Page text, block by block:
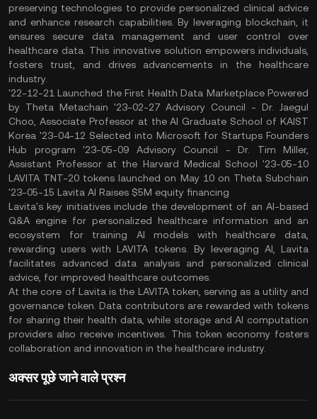
preserving technologies to provide personalized clinical advice
and enhance research capabilities. By leveraging blockchain, it
ensures secure data management and user control over
healthcare data. This innovative solution empowers individuals,
fosters trust, and drives advancements in the healthcare
industry.
'22-12-21 Launched the First Health Data Marketplace Powered
by Theta Metachain '23-02-27 Advisory Council - Dr. Jaegul
Choo, Associate Professor at the AI Graduate School of KAIST
Korea '23-04-12 Selected into Microsoft for Startups Founders
Hub program '23-05-09 Advisory Council - Dr. Tim Miller,
Assistant Professor at the Harvard Medical School '23-05-10
LAVITA TNT-20 tokens launched on May 10 on Theta Subchain
'23-05-15 Lavita AI Raises $5M equity financing
Lavita's key initiatives include the development of an AI-based
Q&A engine for personalized healthcare information and an
ecosystem for training AI models with healthcare data,
rewarding users with LAVITA tokens. By leveraging AI, Lavita
facilitates advanced data analysis and personalized clinical
advice, for improved healthcare outcomes.
At the core of Lavita is the LAVITA token, serving as a utility and
governance token. Data contributors are rewarded with tokens
for sharing their health data, while storage and AI computation
providers also receive incentives. This token economy fosters
collaboration and innovation in the healthcare industry.
अक्सर पूछे जाने वाले प्रश्न